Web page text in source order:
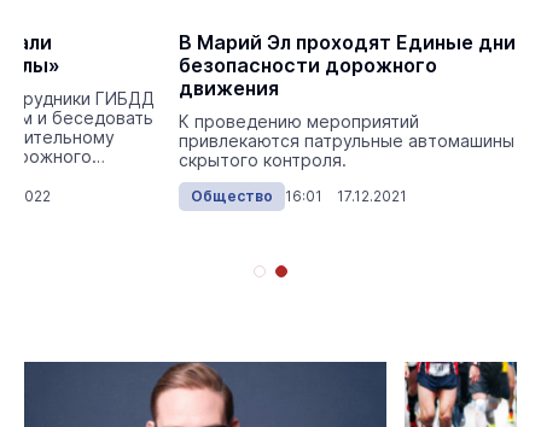
ГИБДД
и беседовать
В Марий Эл проходят Единые дни
безопасности дорожного
движения
К проведению мероприятий
привлекаются патрульные автомашины
скрытого контроля.
Общество 16:01 17.12.2021